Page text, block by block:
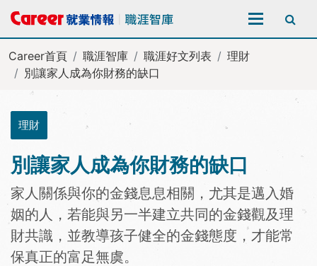
全站搜尋
Career首頁 職涯智庫 職涯好文列表
理財
別讓家人成為你財務的缺口
理財
別讓家人成為你財務的缺口
家人關係與你的金錢息息相關，尤其是邁入婚
姻的人，若能與另一半建立共同的金錢觀及理
財共識，並教導孩子健全的金錢態度，才能常
保真正的富足無虞。